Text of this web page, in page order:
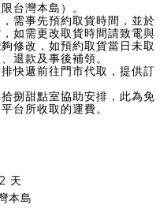
限台灣本島）。
，需事先預約取貨時間，並於
如需更改取貨時間請致電與
修改，如預約取貨當日未取
退款及事後補領。
排快遞前往門市代取，提供訂
捌甜點室協助安排，此為免
台所收取的運費。
天
本島